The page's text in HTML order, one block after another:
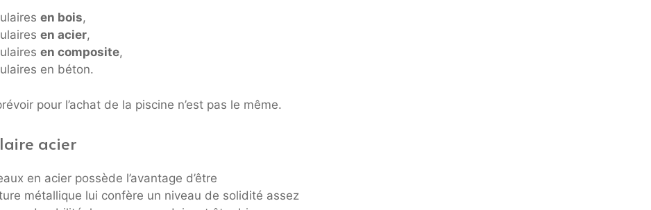
en bois,
en acier,
en composite,
en béton.
pour l’achat de la piscine n’est pas le même.
acier
en acier possède l’avantage d’être
métallique lui confère un niveau de solidité assez